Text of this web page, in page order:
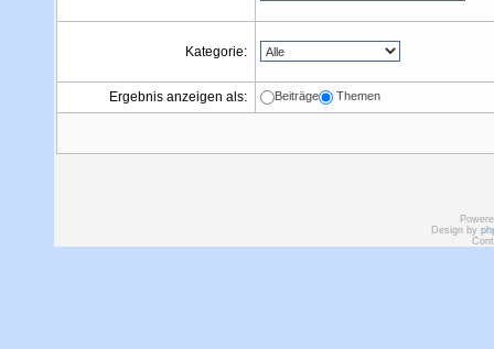
Kategorie:
Ergebnis anzeigen als: Beiträge Themen
Design by